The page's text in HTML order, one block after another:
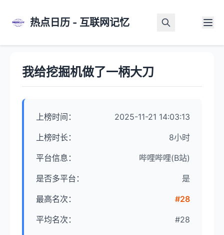
热点日历 - 互联网记忆
我给挖掘机做了一柄大刀
上榜时间： 2025-11-21 14:03:13
上榜时长： 8小时
平台信息： 哔哩哔哩(B站)
是否多平台： 是
最高名次： #28
平均名次： #28